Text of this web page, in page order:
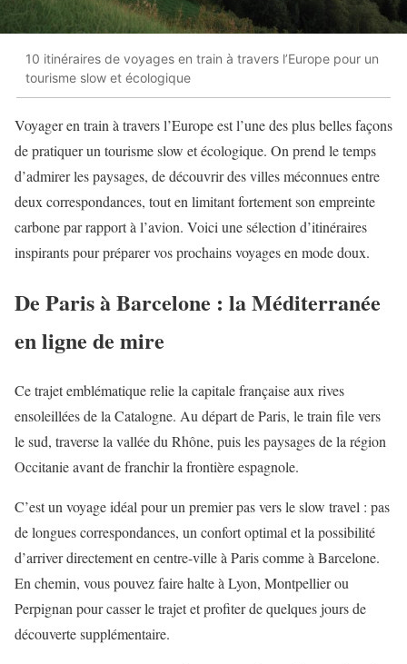
10 itinéraires de voyages en train à travers l’Europe pour un
tourisme slow et écologique
Voyager en train à travers l’Europe est l’une des plus belles façons
de pratiquer un tourisme slow et écologique. On prend le temps
d’admirer les paysages, de découvrir des villes méconnues entre
deux correspondances, tout en limitant fortement son empreinte
carbone par rapport à l’avion. Voici une sélection d’itinéraires
inspirants pour préparer vos prochains voyages en mode doux.
De Paris à Barcelone : la Méditerranée
en ligne de mire
Ce trajet emblématique relie la capitale française aux rives
ensoleillées de la Catalogne. Au départ de Paris, le train file vers
le sud, traverse la vallée du Rhône, puis les paysages de la région
Occitanie avant de franchir la frontière espagnole.
C’est un voyage idéal pour un premier pas vers le slow travel : pas
de longues correspondances, un confort optimal et la possibilité
d’arriver directement en centre-ville à Paris comme à Barcelone.
En chemin, vous pouvez faire halte à Lyon, Montpellier ou
Perpignan pour casser le trajet et profiter de quelques jours de
découverte supplémentaire.